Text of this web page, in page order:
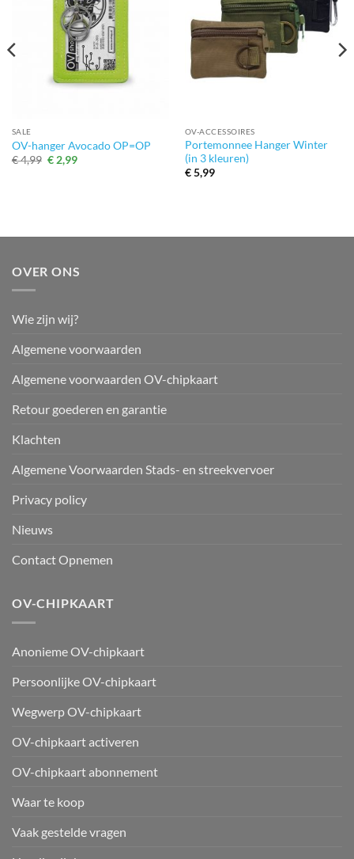
SALE
OV-hanger Avocado OP=OP
€4,99 Oorspronkelijke
prijs
€2,99Huidige
OV-ACCESSOIRES
Portemonnee Hanger Winter
(in 3 kleuren)
€5,99
OVER ONS
Wie zijn wij?
Algemene voorwaarden
Algemene voorwaarden OV-chipkaart
Retour goederen en garantie
Klachten
Algemene Voorwaarden Stads- en streekvervoer
Privacy policy
Nieuws
Contact Opnemen
OV-CHIPKAART
Anonieme OV-chipkaart
Persoonlijke OV-chipkaart
Wegwerp OV-chipkaart
OV-chipkaart activeren
OV-chipkaart abonnement
Waar te koop
Vaak gestelde vragen